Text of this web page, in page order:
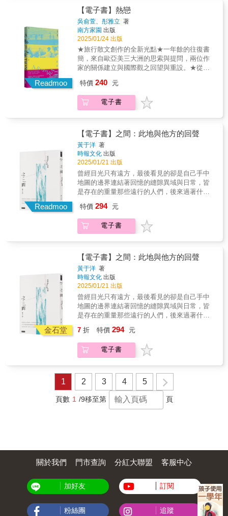
文學旅人自居，寫作日本文學地景，用心著意
的地方，是把報導文學精益求精的意義，安置
在寫作日本文學紀行的嘗試；誠如二○二四年新
曆正月初一，在京都平安神宮抽到中吉籤詩的
勉語：世人很多，不是每個人都能跟神一樣偉
大，所以你要讓自己變強大，並且培育他人變
偉大。 從事日本文學地景紀行的寫作多年，大
費周章的以壯遊之姿，去到位處市街角落或深
山密林搜尋文學名景，不辭辛勞的疾行，自不
奧，難以盡遊，我在旅路中，盡心盡力呈現令
人賞心悅目的一景、二景，甚或全景的新發
現、新感動。
治的《銀河鐵道之夜》，漫遊宇治，好比走進
《源氏物語》的情節，走訪西宮市，或許會想
起村上春樹的《聽風的歌》，到松山市，必定
識得夏目漱石的《少爺》。 再說，推理小說作
家松本清張，他的大多數作品，懸疑案或凶殺
案的發生地，盡括不少日本名景勝地，稱呼他
是旅行作家也不為過，如：伊豆半島的《天城
尾道的《內海の輪》等，後來這些地方都成為
書迷追逐探究之所，更成為著名的文學地景，
旅遊勝地。 發展旅遊觀光並非作家的任務或職
責，然，寫下勝景使之成為旅遊名景，是文
文學旅人自居，寫作日本文學地景，用心著意
的地方，是把報導文學精益求精的意義，安置
在寫作日本文學紀行的嘗試；誠如二○二四年新
曆正月初一，在京都平安神宮抽到中吉籤詩的
勉語：世人很多，不是每個人都能跟神一樣偉
大，所以你要讓自己變強大，並且培育他人變
偉大。 從事日本文學地景紀行的寫作多年，大
費周章的以壯遊之姿，去到位處市街角落或深
山密林搜尋文學名景，不辭辛勞的疾行，自不
奧，難以盡遊，我在旅路中，盡心盡力呈現令
人賞心悅目的一景、二景，甚或全景的新發
現、新感動。
京任上，曾為清真名館「馬祥興菜館」題了招
牌，這是當時南京市首屈一指的餐館，其四大
名菜，為「美人肝」、「松鼠魚」、「鳳尾
蝦」和「蛋燒賣」。▎林語堂「扭開一瓶天津
五加皮，在碗裡加幾滴色澤棕紅的酒，芬芳撲
鼻」，林語堂便「笑容滿面地吃起來」，魚皮
嫩滑無比，魚肉細嫩柔潤，湯面星點油珠，看
士）烤蟹盅」做法為：「把蟹蒸好，剔出膏
肉，放在蟹蓋裡，灑上一層厚厚的忌司粉，放
在烤箱烤熟了吃。」聽說這一美味，是袁二公
詞中的豪放派；成都吃法，猶如詞中的婉約
派。但也不能平分秋色，無論如何，重慶的占
上風，全川而論，它以壓倒一切的姿態出
現。」▎孫中山孫文只吃素。他當上臨時大總
統後，接孫貴至南京總統府，擔任自己私廚，
並吩咐孫貴說：「每頓只要炒青菜、豆芽或豆
腐之類。」還規定不要超過四角錢。▎蘇曼殊
曼殊對酥糖、可可糖、粽子糖、摩爾登糖、八
寶飯，皆所酷嗜。在病重時，猶在上海「廣慈
遭到院長捜出，以致貽笑大方。▎楊度楊度遍
食京城內魯、川、閩、粵、蘇、豫、淮揚各幫
的五十多間名樓名館，並試菜百餘款後，有的
年代，在北京的飲食畫卷。名家推薦林書煒▕
POP Radio 聯播網 台長／主持人 詹宏志▕ 作
家 蔡詩萍▕ 作家
遂成鎮店之寶，長達一甲子以上，廣州無人不
曉。▎李劼人劼老燒菜，非同小可，極受歡
迎。例如「乾燒牛肉」，必用眉州「洪宜號」
釀的黃酒，加薑塊乾燒之，決不用茴香、八
角。畢竟，它們的草藥味，實在太俗氣了，顯
不出功夫來……▎逯耀東逯寫道：「……飯
罷，泡『梅山』比賽茶一壺，閉目臥靠在沙發
上，突然想起顧亭林與人清談，往往會捻著眉
毛說，又枉了一日，我撫著自己的肚皮，暗聲
其內心深處，仍愛鄉土里味，而逢年過節都吃
的「徽州鍋」，特別對他胃口。這所謂的徽州
鍋，食材是豬肉、雞、蛋、豆腐、蝦米等，以
京任上，曾為清真名館「馬祥興菜館」題了招
牌，這是當時南京市首屈一指的餐館，其四大
名菜，為「美人肝」、「松鼠魚」、「鳳尾
蝦」和「蛋燒賣」。▎林語堂「扭開一瓶天津
五加皮，在碗裡加幾滴色澤棕紅的酒，芬芳撲
鼻」，林語堂便「笑容滿面地吃起來」，魚皮
嫩滑無比，魚肉細嫩柔潤，湯面星點油珠，看
士）烤蟹盅」做法為：「把蟹蒸好，剔出膏
肉，放在蟹蓋裡，灑上一層厚厚的忌司粉，放
在烤箱烤熟了吃。」聽說這一美味，是袁二公
詞中的豪放派；成都吃法，猶如詞中的婉約
派。但也不能平分秋色，無論如何，重慶的占
上風，全川而論，它以壓倒一切的姿態出
現。」▎孫中山孫文只吃素。他當上臨時大總
統後，接孫貴至南京總統府，擔任自己私廚，
並吩咐孫貴說：「每頓只要炒青菜、豆芽或豆
腐之類。」還規定不要超過四角錢。▎蘇曼殊
曼殊對酥糖、可可糖、粽子糖、摩爾登糖、八
寶飯，皆所酷嗜。在病重時，猶在上海「廣慈
遭到院長捜出，以致貽笑大方。▎楊度楊度遍
食京城內魯、川、閩、粵、蘇、豫、淮揚各幫
的五十多間名樓名館，並試菜百餘款後，有的
還反覆試之，……無異開展一幅上世紀二、三○
年代，在北京的飲食畫卷。名家推薦林書煒▕
POP Radio 聯播網 台長／主持人 詹宏志▕ 作
家 蔡詩萍▕ 作家
讓你感同身受。——《地理雜誌》★他的幽默
和見解讓人莞爾……他用一雙令人敬佩的眼
睛，觀察當代日本。——《觀察家報》★在那
堅韌的外表下，隱藏著一顆詩意的靈魂：雖然
他可能喝得太多，最終獨自一人汗流浹背地待
在悲傷的“情人旅館”裡，但他能以極其敏銳的筆
觸書寫關於神道教、歷史、自然和建築。搭便
車的方式使他能夠以新穎而幽默的視角呈現一
個既神祕又“超現實”的國度。——《星期日泰晤
弗格森先生是一位非常有才華的作家。——比
爾‧布萊森★一段充滿諷刺、詩意與洞見的奇異
旅程。——《蘇格蘭人報》★充滿見解且極具
而其多處令人捧腹大笑的片段更是增色不少。
——Insight Japan★年度公路書籍……充滿溫
情的敘述，夾雜着慷慨的諷刺——《每日電訊
報》
險處處、糗事連連，如在四國被誤認為是巴西
足球球員而差點被櫻花噎死；因為跟著一本旅
遊指南指示，在公路的交流道嘗試攔車卻遭到
逮捕。一路上，常因為他的｜外國人」
（gaijin）的身分而惹來哭笑不得的遭遇，比方
明明有空房的旅館拒絕他投宿；一位母親看見
他急忙抱起小孩低語著：「小心！外國人很危
險！」……這本書不僅是旅行記述，更是作者
對日本文化的深刻觀察和反思。弗格森巧妙地
結合了個人經歷見聞，將日本描繪成一個既古
老又現代、既傳統又充滿矛盾的國度。【書評
讚譽】★一絲天才的靈光……極具黑色幽默。
已經去過，你會忍不住大笑，因為書中的情景
讓你感同身受。——《地理雜誌》★他的幽默
和見解讓人莞爾……他用一雙令人敬佩的眼
睛，觀察當代日本。——《觀察家報》★在那
堅韌的外表下，隱藏著一顆詩意的靈魂：雖然
他可能喝得太多，最終獨自一人汗流浹背地待
在悲傷的“情人旅館”裡，但他能以極其敏銳的筆
觸書寫關於神道教、歷史、自然和建築。搭便
車的方式使他能夠以新穎而幽默的視角呈現一
士報》★我非常喜愛《北海道公路藍調》——
弗格森先生是一位非常有才華的作家。——比
爾‧布萊森★一段充滿諷刺、詩意與洞見的奇異
旅程。——《蘇格蘭人報》★充滿見解且極具
創意的觀察，這是一部出色的旅行文學作品。
而其多處令人捧腹大笑的片段更是增色不少。
——Insight Japan★年度公路書籍……充滿溫
情的敘述，夾雜着慷慨的諷刺——《每日電訊
報》
回。移動、居無定所，是我永遠的家。貪什麼
呢？貪一無所有，從頭來過。心有所愛，就把
自己留在那裡。最遠的最近，流動於歐、亞、
美洲的詞彙與心意年餘的文字往返，恆久緊繫
的熱戀世界人的直擊、旁觀、念想與回憶建立
新視野，思量存在的依據我喜歡移動，定居在
一個地方，彷彿不是我的宿命。也許是從小就
時常搬家的緣故，我對環境似乎有著過人的適
應力。前半生在台北遷徙，後來則是遊走於台
心的物件。行李箱裡面有輕便的慣用物品，每
到一地，我攤開行李，那種熟悉感就會伴著我
度過時時刻刻。 ──彤雅立超過負荷，就把自己
變得更能負荷。所有意外於是成了禮物。雅
立，你還記得我們六月的時候沿著特格爾湖漫
步嗎？現在，湖面結冰了。像你當時晶亮的眼
神。聊起病變的細胞和心念讓我們意外轉向，
渴望靜緩，渴望在移動中停留，告別我們的過
度用力。超過負荷的意外，真的成了禮物。──
吳俞萱熱戀∣政治與地理上，邊境指鄰近國界的
區域，用於緩衝、加諸限制，也可完全開放。
它是地圖上是清晰的線，實則引伸為不同型態
的曖昧詞，形容於國族歷史、家族血緣、宗就
與生命觀的藩籬，小至人與人的芥蒂。俞萱與
雅立，半生往返異鄉與故鄉之間，無論方向，
是否更該理解人的共有性？「我在意的不再是
自己的完整表達，而是我跟所有人的完整連
接。」命運是緊密織就的網，走上其敘事脈
絡，神祕且寬闊。本書是交叉懸垂的兩部個人
史，從旅途初端的飛行談起，正視故鄉、病與
藥、價值觀調和、旅途中的旅途、族群難題
&hellip;&hellip;是過客，亦留下身影，以信件交
換試探生命的新意與反芻，將自身對世界的熱
切交予對方。一場無邊界的愛，陌生國度是生
邊境已然為何種詞性？更多討論，歡迎收聽
「南方家園小客廳」
https://open.firstory.me/user/
Readmoo
【電子書】熱戀
吳俞萱、彤雅立 著
南方家園 出版
2025/01/24 出版
★旅行散文創作的全新光點★一年餘的往復書
簡，來自歐亞美三大洲的思索與提問，兩位作
家的關係建立與國際觀之回望與重設。★從真
族群難題、社會局勢等等異地故鄉之日常，生
命觀的重新打磨。★作家──王盛弘‧宇文正‧陳
雨航‧楊澤──閱讀熱戀中日子靜緩豐盛。不遠的
回。移動、居無定所，是我永遠的家。貪什麼
呢？貪一無所有，從頭來過。心有所愛，就把
自己留在那裡。最遠的最近，流動於歐、亞、
美洲的詞彙與心意年餘的文字往返，恆久緊繫
的熱戀世界人的直擊、旁觀、念想與回憶建立
新視野，思量存在的依據我喜歡移動，定居在
一個地方，彷彿不是我的宿命。也許是從小就
時常搬家的緣故，我對環境似乎有著過人的適
應力。前半生在台北遷徙，後來則是遊走於台
心的物件。行李箱裡面有輕便的慣用物品，每
到一地，我攤開行李，那種熟悉感就會伴著我
度過時時刻刻。 ──彤雅立超過負荷，就把自己
變得更能負荷。所有意外於是成了禮物。雅
立，你還記得我們六月的時候沿著特格爾湖漫
步嗎？現在，湖面結冰了。像你當時晶亮的眼
神。聊起病變的細胞和心念讓我們意外轉向，
渴望靜緩，渴望在移動中停留，告別我們的過
度用力。超過負荷的意外，真的成了禮物。──
吳俞萱熱戀∣政治與地理上，邊境指鄰近國界的
區域，用於緩衝、加諸限制，也可完全開放。
它是地圖上是清晰的線，實則引伸為不同型態
的曖昧詞，形容於國族歷史、家族血緣、宗就
與生命觀的藩籬，小至人與人的芥蒂。俞萱與
雅立，半生往返異鄉與故鄉之間，無論方向，
是否更該理解人的共有性？「我在意的不再是
自己的完整表達，而是我跟所有人的完整連
接。」命運是緊密織就的網，走上其敘事脈
絡，神祕且寬闊。本書是交叉懸垂的兩部個人
命延伸，而學會與每一種相遇共處之後，所謂
「南方家園小客廳」
https://open.firstory.me/user/
特價 240 元
電子書
Readmoo
【電子書】之間：此地與他方的回聲
黃于洋 著
時報文化 出版
2025/01/21 出版
曾經目光只有遠方，最後看見的卻是自己手中
地圖的邊界連結著回憶的縫隙異域與日常，皆
是存在的重量那些遠行的人們，後來過著什麼
時世界歌頌流浪，錯以為只有遠方才能聽見故
事、成為故事，於是奮不顧身，說什麼都要出
發。但人們幾乎不太談論從他方歸來之後，又
到戒備森嚴的北韓，再到床底下父親遺留下來
的紙箱，在一封封四十多年前的手寫信中發現
那些未解的過去，以此做為線索，穿梭於過往
和當下，述說一段關於此地與他方、愛與冷
漠、流浪與停留的故事。
特價 294 元
電子書
金石堂
【電子書】之間：此地與他方的回聲
黃于洋 著
時報文化 出版
2025/01/21 出版
曾經目光只有遠方，最後看見的卻是自己手中
地圖的邊界連結著回憶的縫隙異域與日常，皆
是存在的重量那些遠行的人們，後來過著什麼
時世界歌頌流浪，錯以為只有遠方才能聽見故
事、成為故事，於是奮不顧身，說什麼都要出
發。但人們幾乎不太談論從他方歸來之後，又
到戒備森嚴的北韓，再到床底下父親遺留下來
的紙箱，在一封封四十多年前的手寫信中發現
那些未解的過去，以此做為線索，穿梭於過往
和當下，述說一段關於此地與他方、愛與冷
7 折 特價 294 元
電子書
1 2 3 4 5
頁數 1 /9移至第 頁
關於我們 門市查詢 分紅大聯盟 客服中心
加好友 訂閱
粉絲團 追蹤